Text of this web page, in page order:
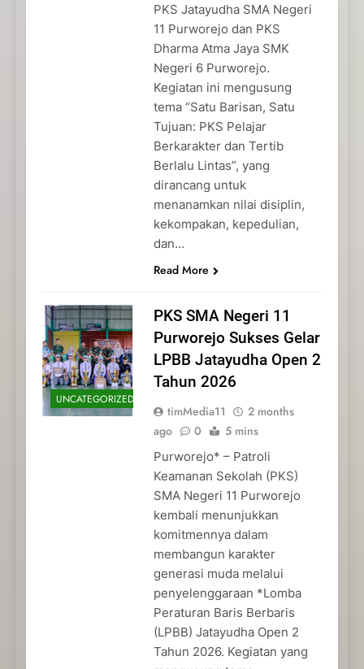
PKS Jatayudha SMA Negeri
11 Purworejo dan PKS
Dharma Atma Jaya SMK
Negeri 6 Purworejo.
Kegiatan ini mengusung
tema “Satu Barisan, Satu
Tujuan: PKS Pelajar
Berkarakter dan Tertib
Berlalu Lintas”, yang
dirancang untuk
menanamkan nilai disiplin,
kekompakan, kepedulian,
dan…
Read More
UNCATEGORIZED
PKS SMA Negeri 11
Purworejo Sukses Gelar
LPBB Jatayudha Open 2
Tahun 2026
timMedia11
2 months
ago
0 5 mins
Purworejo* – Patroli
Keamanan Sekolah (PKS)
SMA Negeri 11 Purworejo
kembali menunjukkan
komitmennya dalam
membangun karakter
generasi muda melalui
penyelenggaraan *Lomba
Peraturan Baris Berbaris
(LPBB) Jatayudha Open 2
Tahun 2026. Kegiatan yang